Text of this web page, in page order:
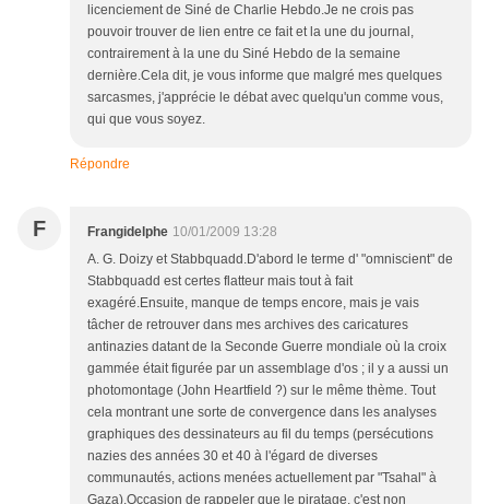
licenciement de Siné de Charlie Hebdo.Je ne crois pas
pouvoir trouver de lien entre ce fait et la une du journal,
contrairement à la une du Siné Hebdo de la semaine
dernière.Cela dit, je vous informe que malgré mes quelques
sarcasmes, j'apprécie le débat avec quelqu'un comme vous,
qui que vous soyez.
Répondre
F Frangidelphe 10/01/2009 13:28
A. G. Doizy et Stabbquadd.D'abord le terme d' "omniscient" de
Stabbquadd est certes flatteur mais tout à fait
exagéré.Ensuite, manque de temps encore, mais je vais
tâcher de retrouver dans mes archives des caricatures
antinazies datant de la Seconde Guerre mondiale où la croix
gammée était figurée par un assemblage d'os ; il y a aussi un
photomontage (John Heartfield ?) sur le même thème. Tout
cela montrant une sorte de convergence dans les analyses
graphiques des dessinateurs au fil du temps (persécutions
nazies des années 30 et 40 à l'égard de diverses
communautés, actions menées actuellement par "Tsahal" à
Gaza).Occasion de rappeler que le piratage, c'est non